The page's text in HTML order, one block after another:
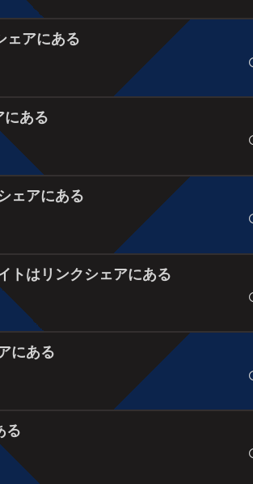
ェアにある
にある
ェアにある
トはリンクシェアにある
にある
る